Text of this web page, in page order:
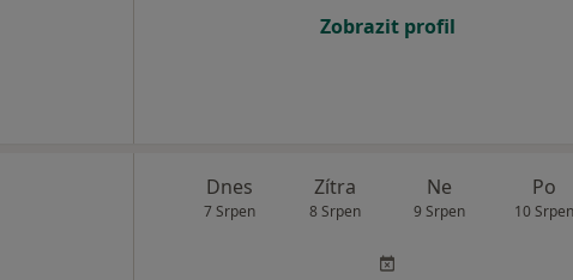
Zobrazit profil
Dnes
7 Srpen
Zítra
8 Srpen
Ne
9 Srpen
Po
10 Srpen